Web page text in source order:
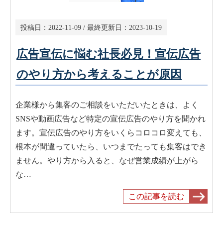
投稿日： 2022-11-09 / 最終更新日： 2023-10-19
広告宣伝に悩む社長必見！宣伝広告
のやり方から考えることが原因
企業様から集客のご相談をいただいたときは、よく
SNSや動画広告など特定の宣伝広告のやり方を聞かれ
ます。宣伝広告のやり方をいくらコロコロ変えても、
根本が間違っていたら、いつまでたっても集客はでき
ません。やり方から入ると、なぜ営業成績が上がら
な…
この記事を読む